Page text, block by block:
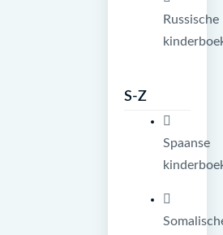
Russische
S-Z
Spaanse